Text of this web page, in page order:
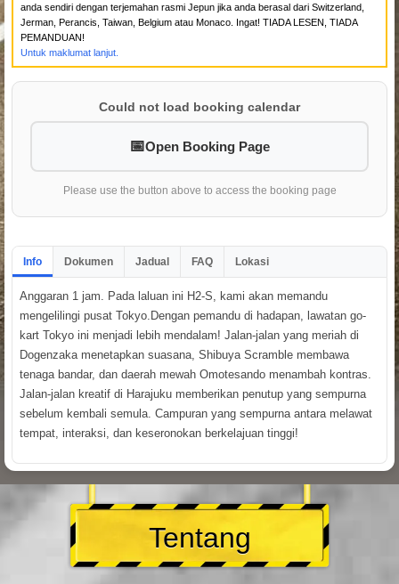
anda sendiri dengan terjemahan rasmi Jepun jika anda berasal dari Switzerland,
Jerman, Perancis, Taiwan, Belgium atau Monaco. Ingat! TIADA LESEN, TIADA
PEMANDUAN!
Untuk maklumat lanjut.
Could not load booking calendar
Open Booking Page
Please use the button above to access the booking page
Info Dokumen Jadual FAQ Lokasi
Anggaran 1 jam. Pada laluan ini H2-S, kami akan memandu
mengelilingi pusat Tokyo.Dengan pemandu di hadapan, lawatan go-
kart Tokyo ini menjadi lebih mendalam! Jalan-jalan yang meriah di
Dogenzaka menetapkan suasana, Shibuya Scramble membawa
tenaga bandar, dan daerah mewah Omotesando menambah kontras.
Jalan-jalan kreatif di Harajuku memberikan penutup yang sempurna
sebelum kembali semula. Campuran yang sempurna antara melawat
tempat, interaksi, dan keseronokan berkelajuan tinggi!
Tentang